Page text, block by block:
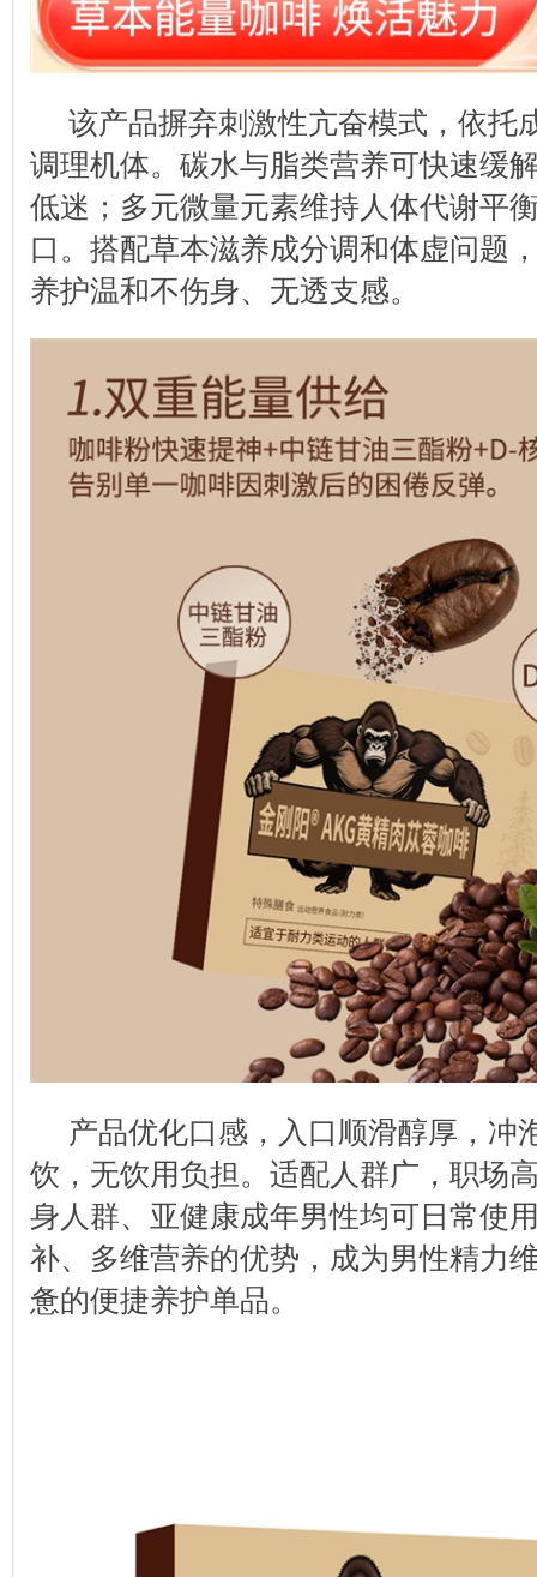
该产品摒弃刺激性亢奋模式，依托
调理机体。碳水与脂类营养可快速缓
低迷；多元微量元素维持人体代谢平
口。搭配草本滋养成分调和体虚问题
养护温和不伤身、无透支感。
产品优化口感，入口顺滑醇厚，冲
饮，无饮用负担。适配人群广，职场
身人群、亚健康成年男性均可日常使
补、多维营养的优势，成为男性精力
惫的便捷养护单品。